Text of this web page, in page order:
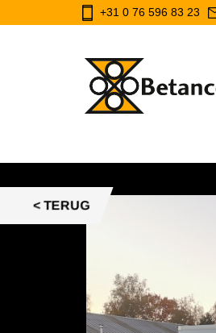
+31 0 76 596 83 23
< TERUG